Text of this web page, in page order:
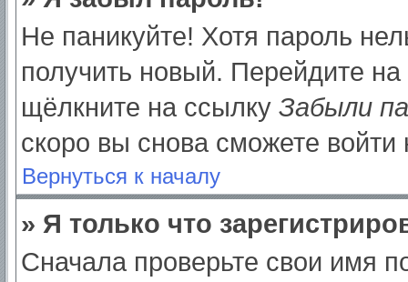
Не паникуйте! Хотя пароль
получить новый. Перейдите
щёлкните на ссылку Забыли
скоро вы снова сможете
Вернуться к началу
» Я только что
Сначала проверьте свои имя